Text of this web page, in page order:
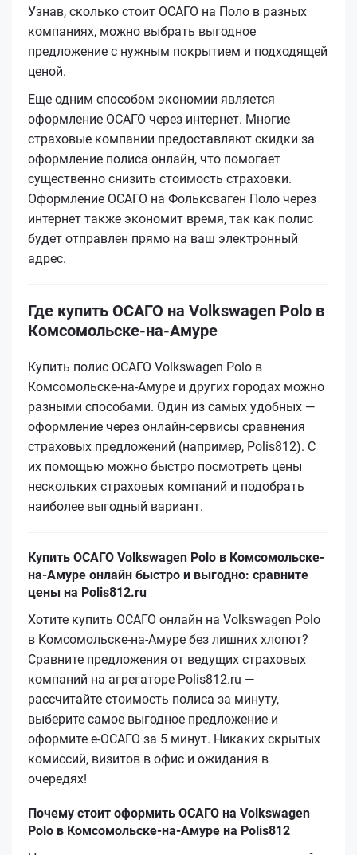
Узнав, сколько стоит ОСАГО на Поло в разных
компаниях, можно выбрать выгодное
предложение с нужным покрытием и подходящей
ценой.
Еще одним способом экономии является
оформление ОСАГО через интернет. Многие
страховые компании предоставляют скидки за
оформление полиса онлайн, что помогает
существенно снизить стоимость страховки.
Оформление ОСАГО на Фольксваген Поло через
интернет также экономит время, так как полис
будет отправлен прямо на ваш электронный
адрес.
Где купить ОСАГО на Volkswagen Polo в
Комсомольске-на-Амуре
Купить полис ОСАГО Volkswagen Polo в
Комсомольске-на-Амуре и других городах можно
разными способами. Один из самых удобных —
оформление через онлайн-сервисы сравнения
страховых предложений (например, Polis812). С
их помощью можно быстро посмотреть цены
нескольких страховых компаний и подобрать
наиболее выгодный вариант.
Купить ОСАГО Volkswagen Polo в Комсомольске-
на-Амуре онлайн быстро и выгодно: сравните
цены на Polis812.ru
Хотите купить ОСАГО онлайн на Volkswagen Polo
в Комсомольске-на-Амуре без лишних хлопот?
Сравните предложения от ведущих страховых
компаний на агрегаторе Polis812.ru —
рассчитайте стоимость полиса за минуту,
выберите самое выгодное предложение и
оформите е‑ОСАГО за 5 минут. Никаких скрытых
комиссий, визитов в офис и ожидания в
очередях!
Почему стоит оформить ОСАГО на Volkswagen
Polo в Комсомольске-на-Амуре на Polis812